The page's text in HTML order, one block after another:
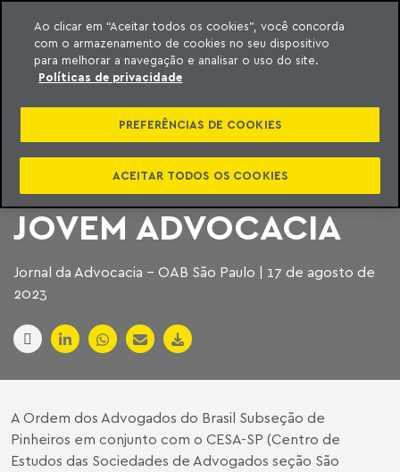
o conteúdo
Machado Meyer
OAB PINHEIROS E
CESA-SP PROMOVEM
1º SEMINÁRIO DA
JOVEM ADVOCACIA
Jornal da Advocacia - OAB São Paulo | 17 de agosto de
2023
A Ordem dos Advogados do Brasil Subseção de
Pinheiros em conjunto com o CESA-SP (Centro de
Estudos das Sociedades de Advogados seção São
Ao clicar em “Aceitar todos os cookies”, você concorda
com o armazenamento de cookies no seu dispositivo
para melhorar a navegação e analisar o uso do site.
Políticas de privacidade
PREFERÊNCIAS DE COOKIES
ACEITAR TODOS OS COOKIES